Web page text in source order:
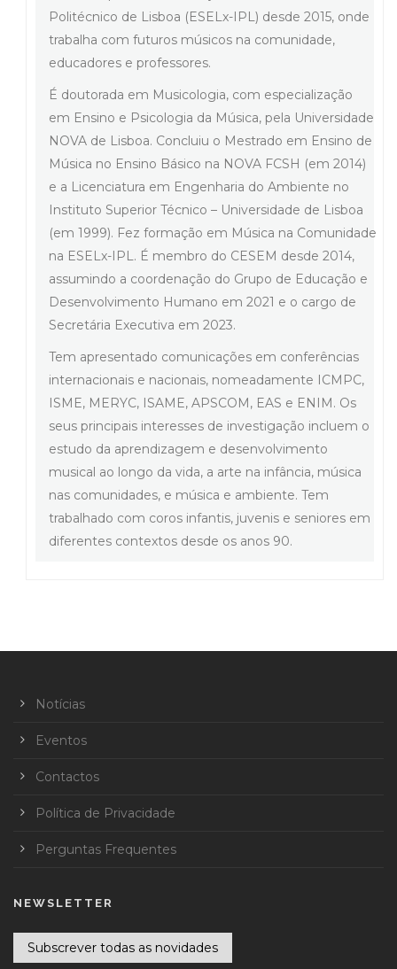
Politécnico de Lisboa (ESELx-IPL) desde 2015, onde
trabalha com futuros músicos na comunidade,
educadores e professores.
É doutorada em Musicologia, com especialização
em Ensino e Psicologia da Música, pela Universidade
NOVA de Lisboa. Concluiu o Mestrado em Ensino de
Música no Ensino Básico na NOVA FCSH (em 2014)
e a Licenciatura em Engenharia do Ambiente no
Instituto Superior Técnico – Universidade de Lisboa
(em 1999). Fez formação em Música na Comunidade
na ESELx-IPL. É membro do CESEM desde 2014,
assumindo a coordenação do Grupo de Educação e
Desenvolvimento Humano em 2021 e o cargo de
Secretária Executiva em 2023.
Tem apresentado comunicações em conferências
internacionais e nacionais, nomeadamente ICMPC,
ISME, MERYC, ISAME, APSCOM, EAS e ENIM. Os
seus principais interesses de investigação incluem o
estudo da aprendizagem e desenvolvimento
musical ao longo da vida, a arte na infância, música
nas comunidades, e música e ambiente. Tem
trabalhado com coros infantis, juvenis e seniores em
diferentes contextos desde os anos 90.
Notícias
Eventos
Contactos
Política de Privacidade
Perguntas Frequentes
NEWSLETTER
Subscrever todas as novidades